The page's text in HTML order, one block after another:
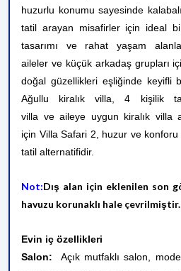
huzurlu konumu sayesinde
tatil arayan misafirler için ideal
tasarımı ve rahat yaşam
aileler ve küçük arkadaş grupları
doğal güzellikleri eşliğinde keyifli
Ağullu kiralık villa, 4 kişilik
villa ve aileye uygun kiralık villa
için Villa Safari 2, huzur ve
tatil alternatifidir.
Not:Dış alan için eklenilen son
havuzu korunaklı hale çevrilmiştir.
Evin iç özellikleri
Salon:
Açık mutfaklı salon,